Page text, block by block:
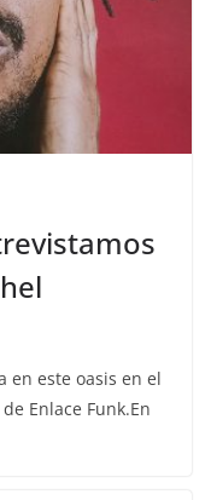
en este oasis en el
Enlace Funk.En